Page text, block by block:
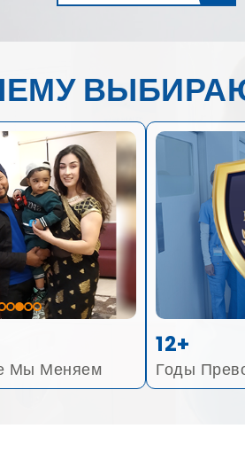
Мы Меняем
12+
Годы